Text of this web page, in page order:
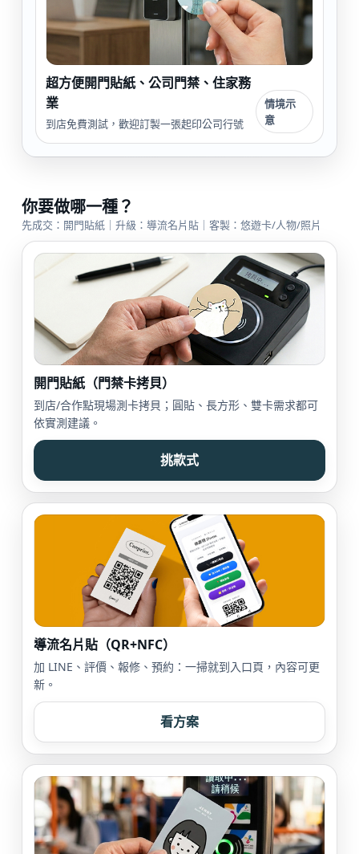
超方便開門貼紙、公司門禁、住家務
業
到店免費測試，歡迎訂製一張起印公司行號
情境示
意
你要做哪一種？
先成交：開門貼紙｜升級：導流名片貼｜客製：悠遊卡/人物/照片
開門貼紙（門禁卡拷貝）
到店/合作點現場測卡拷貝；圓貼、長方形、雙卡需求都可
依實測建議。
挑款式
導流名片貼（QR+NFC）
加 LINE、評價、報修、預約：一掃就到入口頁，內容可更
新。
看方案